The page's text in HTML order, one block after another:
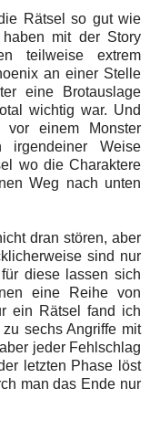
Rätsel so gut wie
mit der Story
teilweise extrem
an einer Stelle
eine Brotauslage
wichtig war. Und
einem Monster
Weise
wo die Charaktere
Weg nach unten
dran stören, aber
sind nur
diese lassen sich
eine Reihe von
ein Rätsel fand ich
sechs Angriffe mit
jeder Fehlschlag
letzten Phase löst
man das Ende nur